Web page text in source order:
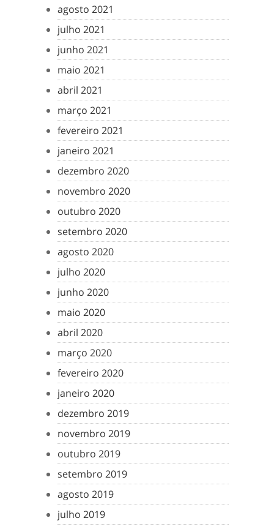
agosto 2021
julho 2021
junho 2021
maio 2021
abril 2021
março 2021
fevereiro 2021
janeiro 2021
dezembro 2020
novembro 2020
outubro 2020
setembro 2020
agosto 2020
julho 2020
junho 2020
maio 2020
abril 2020
março 2020
fevereiro 2020
janeiro 2020
dezembro 2019
novembro 2019
outubro 2019
setembro 2019
agosto 2019
julho 2019